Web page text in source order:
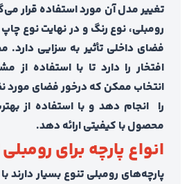
تغییر مدل آن مورد استفاده قرار
رومبلی، نوع رنگ و در نهایت نوع
فضای داخلی تأثیر به سزایی
افتخار را دارد تا با استفاده از
انتخاب ممکن که درخور فضای مورد
را انجام دهد و با استفاده از
محصول با کیفیتی ارائه دهد.
انواع پارچه برای
پارچه‌های رومبلی تنوع بسیار دارند